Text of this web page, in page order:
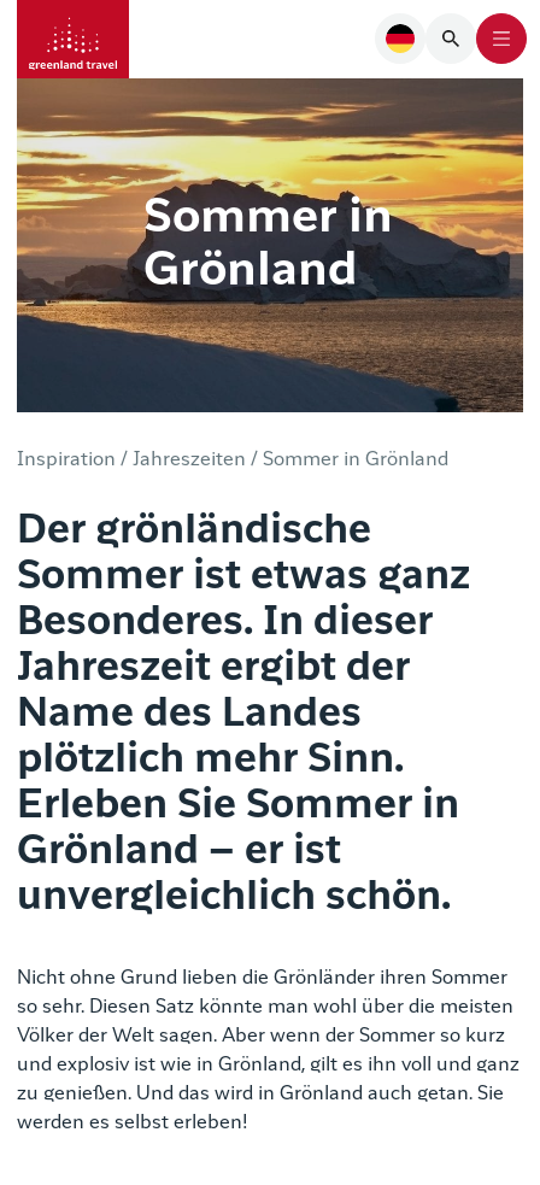
Sommer in
Grönland
Inspiration / Jahreszeiten / Sommer in Grönland
Der grönländische
Sommer ist etwas ganz
Besonderes. In dieser
Jahreszeit ergibt der
Name des Landes
plötzlich mehr Sinn.
Erleben Sie Sommer in
Grönland – er ist
unvergleichlich schön.
Nicht ohne Grund lieben die Grönländer ihren Sommer
so sehr. Diesen Satz könnte man wohl über die meisten
Völker der Welt sagen. Aber wenn der Sommer so kurz
und explosiv ist wie in Grönland, gilt es ihn voll und ganz
zu genießen. Und das wird in Grönland auch getan. Sie
werden es selbst erleben!